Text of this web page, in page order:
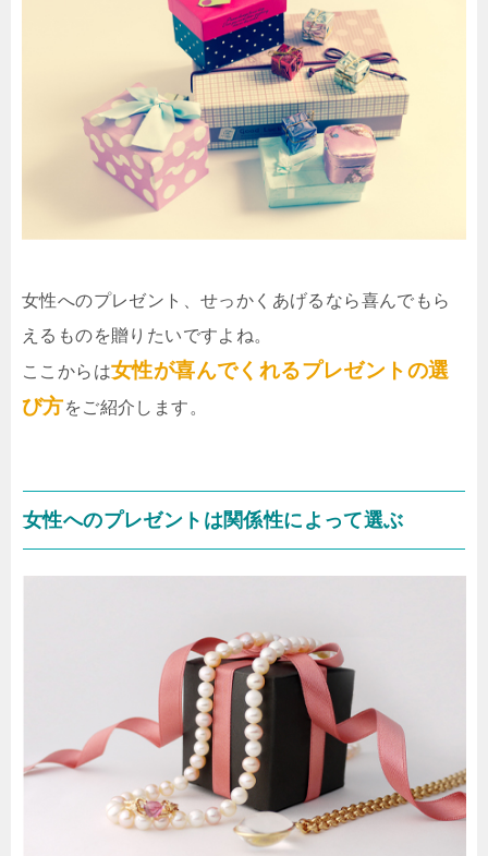
女性へのプレゼント、せっかくあげるなら喜んでもら
えるものを贈りたいですよね。
ここからは女性が喜んでくれるプレゼントの選
び方をご紹介します。
女性へのプレゼントは関係性によって選ぶ